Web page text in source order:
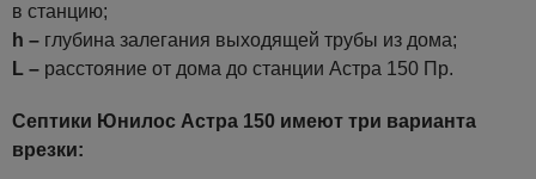
в станцию;
h – глубина залегания выходящей трубы из дома;
L – расстояние от дома до станции Астра 150 Пр.
Септики Юнилос Астра 150 имеют три варианта
врезки: